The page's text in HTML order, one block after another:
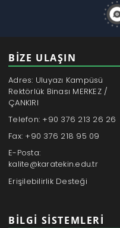
BİZE ULAŞIN
Adres: Uluyazı Kampüsü
Rektörlük Binası MERKEZ /
ÇANKIRI
Telefon: +90 376 213 26 26
Fax: +90 376 218 95 09
E-Posta:
kalite@karatekin.edu.tr
Erişilebilirlik Desteği
BILGI SISTEMLERI